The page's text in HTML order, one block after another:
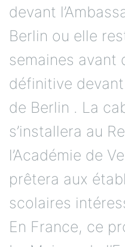
devant
Berlin ou elle
semaines avant
définitive
de Berlin . La
s’installera au
l’Académie de
prêtera aux
scolaires
En France, ce